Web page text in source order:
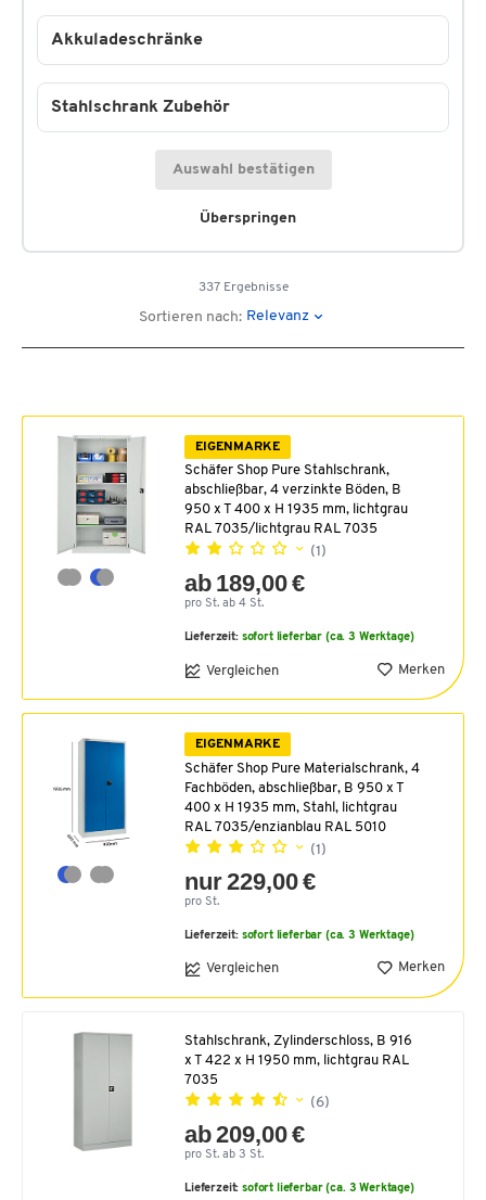
Überspringen
Akkuladeschränke
Stahlschrank Zubehör
Auswahl bestätigen
337 Ergebnisse
Sortieren nach: Relevanz
EIGENMARKE
Schäfer Shop Pure Stahlschrank,
abschließbar, 4 verzinkte Böden, B
950 x T 400 x H 1935 mm, lichtgrau
RAL 7035/lichtgrau RAL 7035
(1)
ab 189,00 €
pro St. ab 4 St.
Lieferzeit: sofort lieferbar (ca. 3 Werktage)
Vergleichen Merken
EIGENMARKE
Schäfer Shop Pure Materialschrank, 4
Fachböden, abschließbar, B 950 x T
400 x H 1935 mm, Stahl, lichtgrau
RAL 7035/enzianblau RAL 5010
(1)
nur 229,00 €
pro St.
Lieferzeit: sofort lieferbar (ca. 3 Werktage)
Vergleichen Merken
Stahlschrank, Zylinderschloss, B 916
x T 422 x H 1950 mm, lichtgrau RAL
7035
(6)
ab 209,00 €
pro St. ab 3 St.
Lieferzeit:sofort lieferbar (ca. 3 Werktage)